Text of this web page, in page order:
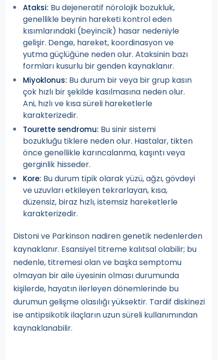
Ataksi: Bu dejeneratif nörolojik bozukluk,
genellikle beynin hareketi kontrol eden
kısımlarındaki (beyincik) hasar nedeniyle
gelişir. Denge, hareket, koordinasyon ve
yutma güçlüğüne neden olur. Ataksinin bazı
formları kusurlu bir genden kaynaklanır.
Miyoklonus: Bu durum bir veya bir grup kasın
çok hızlı bir şekilde kasılmasına neden olur.
Ani, hızlı ve kısa süreli hareketlerle
karakterizedir.
Tourette sendromu: Bu sinir sistemi
bozukluğu tiklere neden olur. Hastalar, tikten
önce genellikle karıncalanma, kaşıntı veya
gerginlik hisseder.
Kore: Bu durum tipik olarak yüzü, ağzı, gövdeyi
ve uzuvları etkileyen tekrarlayan, kısa,
düzensiz, biraz hızlı, istemsiz hareketlerle
karakterizedir.
Distoni ve Parkinson nadiren genetik nedenlerden
kaynaklanır. Esansiyel titreme kalıtsal olabilir; bu
nedenle, titremesi olan ve başka semptomu
olmayan bir aile üyesinin olması durumunda
kişilerde, hayatın ilerleyen dönemlerinde bu
durumun gelişme olasılığı yüksektir. Tardif diskinezi
ise antipsikotik ilaçların uzun süreli kullanımından
kaynaklanabilir.